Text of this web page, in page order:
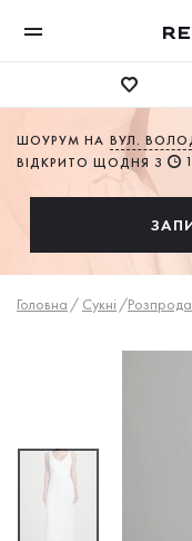
ШОУРУМ НА ВУЛ.
ВІДКРИТО ЩОДНЯ З
Головна / Сукнi /